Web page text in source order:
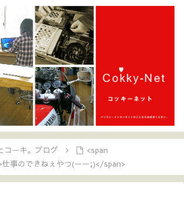
コーキ。ブログ
<span
事のできねぇやつ(ーー;)</span>